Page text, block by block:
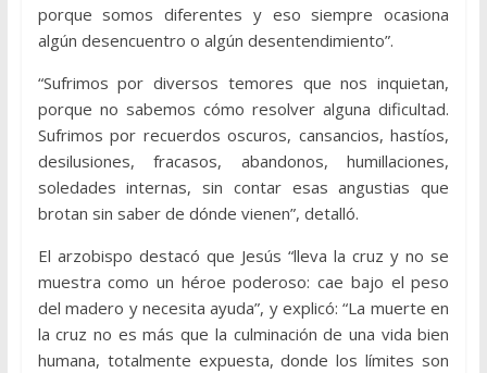
porque somos diferentes y eso siempre ocasiona
algún desencuentro o algún desentendimiento”.
“Sufrimos por diversos temores que nos inquietan,
porque no sabemos cómo resolver alguna dificultad.
Sufrimos por recuerdos oscuros, cansancios, hastíos,
desilusiones, fracasos, abandonos, humillaciones,
soledades internas, sin contar esas angustias que
brotan sin saber de dónde vienen”, detalló.
El arzobispo destacó que Jesús “lleva la cruz y no se
muestra como un héroe poderoso: cae bajo el peso
del madero y necesita ayuda”, y explicó: “La muerte en
la cruz no es más que la culminación de una vida bien
humana, totalmente expuesta, donde los límites son